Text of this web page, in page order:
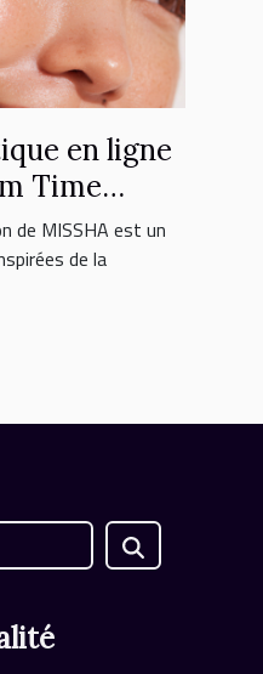
en ligne
Time
?
de MISSHA est un
de la